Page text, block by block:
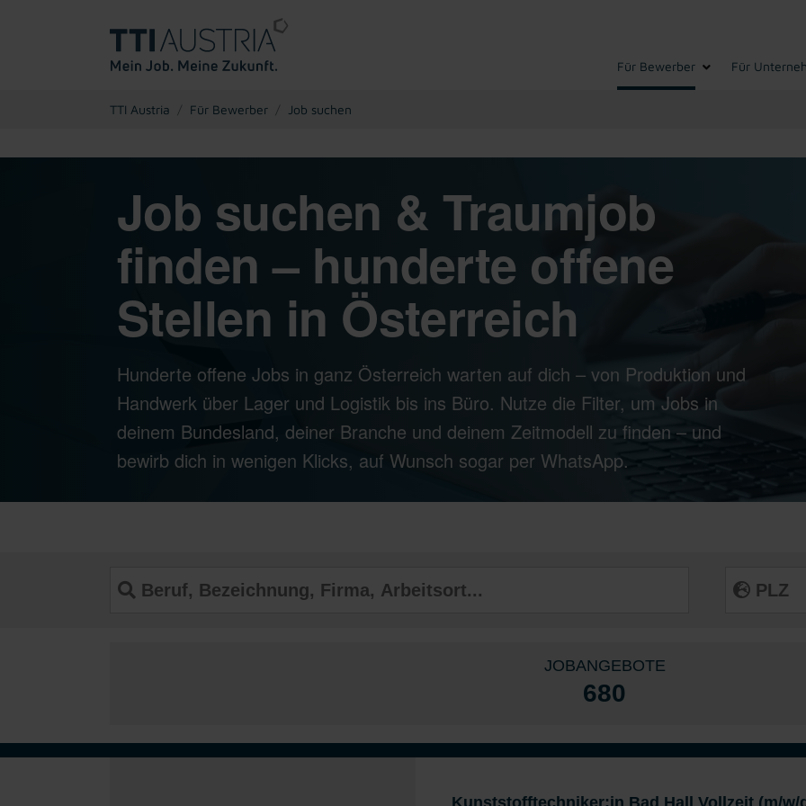
Für Bewerber Für
TTI Austria Für Bewerber Job suchen
Job suchen & Traumjob
finden – hunderte offene
Stellen in Österreich
Hunderte offene Jobs in ganz Österreich warten auf dich – von Produktion und
Handwerk über Lager und Logistik bis ins Büro. Nutze die Filter, um Jobs in
deinem Bundesland, deiner Branche und deinem Zeitmodell zu finden – und
bewirb dich in wenigen Klicks, auf Wunsch sogar per WhatsApp.
JOBANGEBOTE
680
Kunststofftechniker:in Bad Hall Vollzeit (m/w/